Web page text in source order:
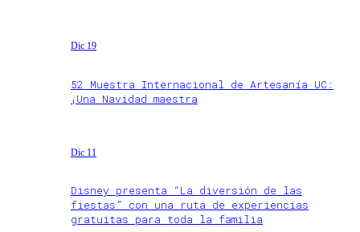
Dic 19
52 Muestra Internacional de Artesanía UC:
¡Una Navidad maestra
Dic 11
Disney presenta “La diversión de las
fiestas” con una ruta de experiencias
gratuitas para toda la familia